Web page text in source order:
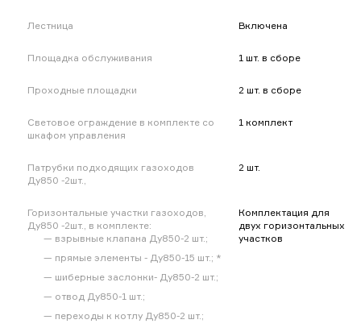
Лестница Включена
Площадка обслуживания 1 шт. в сборе
Проходные площадки 2 шт. в сборе
Световое ограждение в комплекте со
шкафом управления
1 комплект
Патрубки подходящих газоходов
Ду850 -2шт.,
2 шт.
Горизонтальные участки газоходов,
Ду850 -2шт., в комплекте:
взрывные клапана Ду850-2 шт.;
прямые элементы - Ду850-15 шт.; *
шиберные заслонки- Ду850-2 шт.;
отвод Ду850-1 шт.;
переходы к котлу Ду850-2 шт.;
Комплектация для
двух горизонтальных
участков